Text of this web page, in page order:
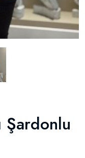
Şardonlu